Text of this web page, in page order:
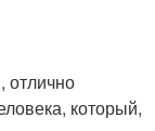
отлично
который,